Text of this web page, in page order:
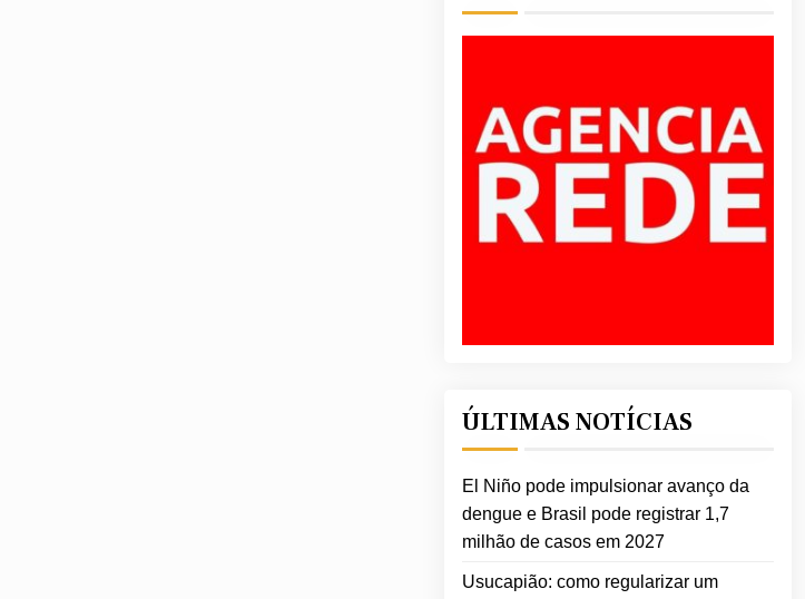
ÚLTIMAS NOTÍCIAS
El Niño pode impulsionar avanço da
dengue e Brasil pode registrar 1,7
milhão de casos em 2027
Usucapião: como regularizar um